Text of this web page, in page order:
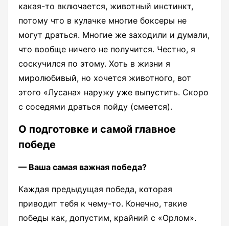
какая-то включается, животный инстинкт,
потому что в кулачке многие боксеры не
могут драться. Многие же заходили и думали,
что вообще ничего не получится. Честно, я
соскучился по этому. Хоть в жизни я
миролюбивый, но хочется животного, вот
этого «Лусана» наружу уже выпустить. Скоро
с соседями драться пойду (смеется).
О подготовке и самой главное
победе
— Ваша самая важная победа?
Каждая предыдущая победа, которая
приводит тебя к чему-то. Конечно, такие
победы как, допустим, крайний с «Орлом».